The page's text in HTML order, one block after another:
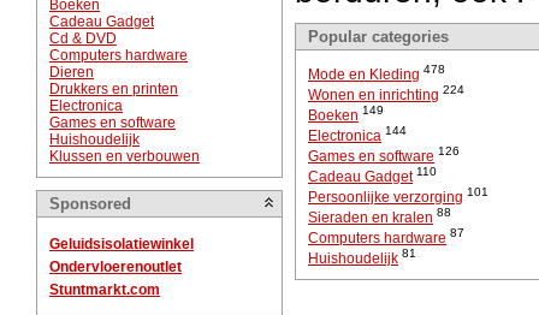
Boeken
Cadeau Gadget
Cd & DVD
Computers hardware
Dieren
Drukkers en printen
Electronica
Games en software
Huishoudelijk
Klussen en verbouwen
Sponsored
Geluidsisolatiewinkel
Ondervloerenoutlet
Stuntmarkt.com
Popular categories
Mode en Kleding 478
Wonen en inrichting 224
Boeken 149
Electronica 144
Games en software 126
Cadeau Gadget 110
Persoonlijke verzorging 101
Sieraden en kralen 88
Computers hardware 87
Huishoudelijk 81